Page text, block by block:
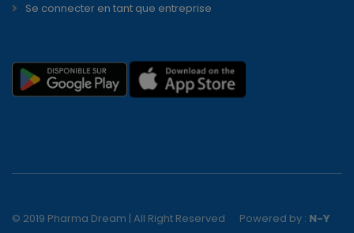
Se connecter en tant que entreprise
© 2019 Pharma Dream | All Right Reserved Powered by : N-Y